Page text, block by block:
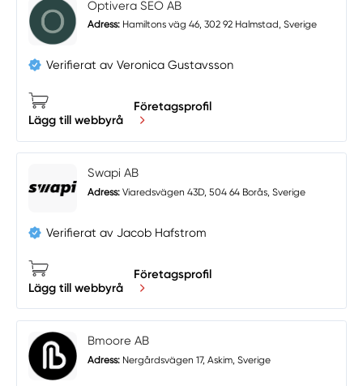
Optivera SEO AB
Adress: Hamiltons väg 46, 302 92 Halmstad, Sverige
Verifierat av Veronica Gustavsson
Lägg till webbyrå
Företagsprofil
Swapi AB
Adress: Viaredsvägen 43D, 504 64 Borås, Sverige
Verifierat av Jacob Hafstrom
Lägg till webbyrå
Företagsprofil
Bmoore AB
Adress: Nergårdsvägen 17, Askim, Sverige